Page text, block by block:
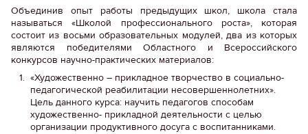
Объединив опыт работы предыдущих школ, школа стала
называться «Школой профессионального роста», которая
состоит из восьми образовательных модулей, два из которых
являются победителями Областного и Всероссийского
конкурсов научно-практических материалов:
«Художественно – прикладное творчество в социально-
педагогической реабилитации несовершеннолетних».
Цель данного курса: научить педагогов способам
художественно- прикладной деятельности с целью
организации продуктивного досуга с воспитанниками.